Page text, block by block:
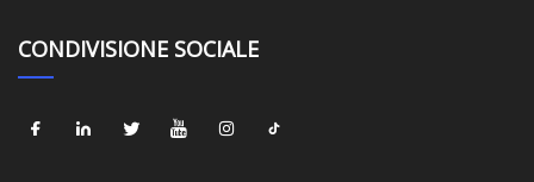
CONDIVISIONE SOCIALE